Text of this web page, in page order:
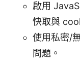
啟用
快取與
使用私密/
問題。